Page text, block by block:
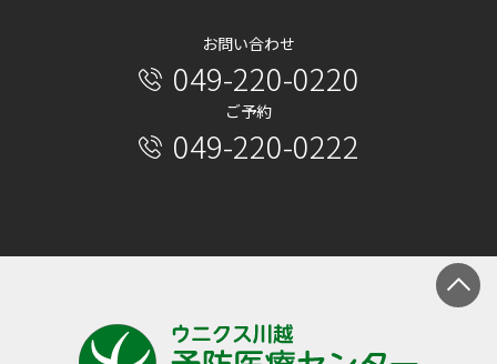
お問い合わせ
049-220-0220
ご予約
049-220-0222